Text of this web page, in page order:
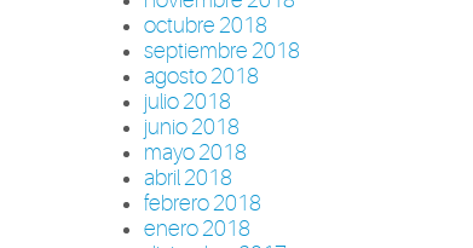
octubre 2018
septiembre 2018
agosto 2018
julio 2018
junio 2018
mayo 2018
abril 2018
febrero 2018
enero 2018